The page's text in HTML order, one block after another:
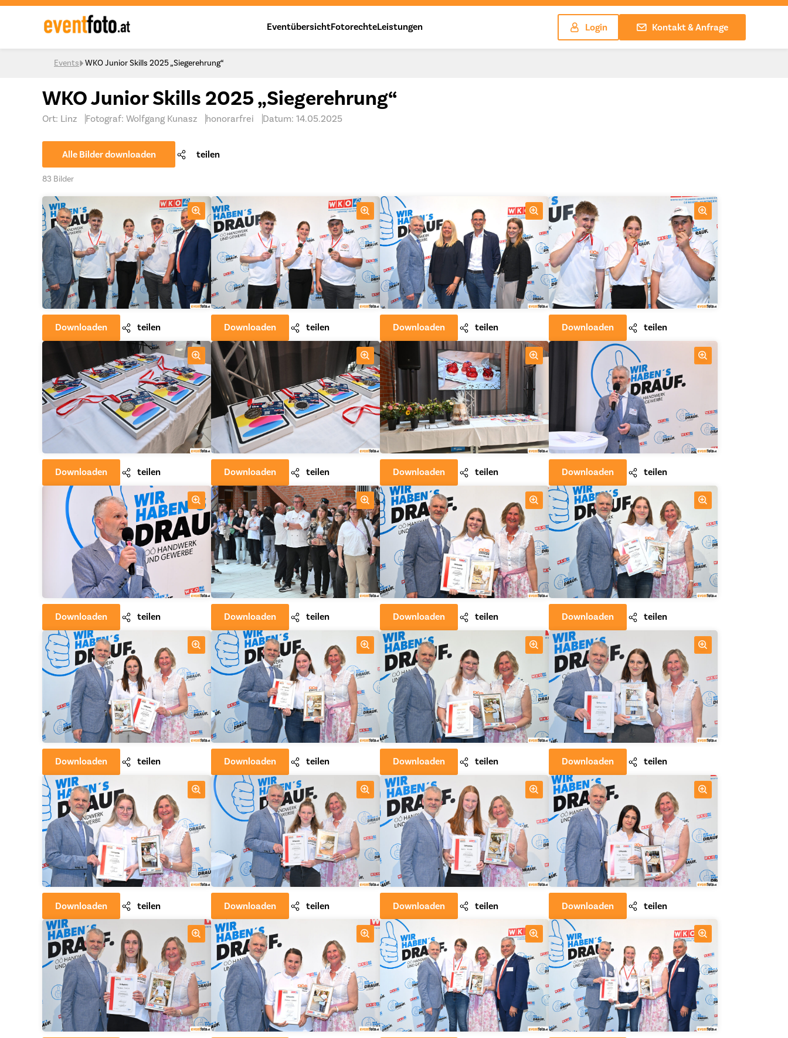
Skip to content
EventübersichtFotorechteLeistungen Login Kontakt & Anfrage
Events WKO Junior Skills 2025 „Siegerehrung“
WKO Junior Skills 2025 „Siegerehrung“
Ort: Linz Fotograf: Wolfgang Kunasz honorarfrei Datum: 14.05.2025
Alle Bilder downloaden teilen
83 Bilder
Downloaden teilen Downloaden teilen Downloaden teilen Downloaden teilen
Downloaden teilen Downloaden teilen Downloaden teilen Downloaden teilen
Downloaden teilen Downloaden teilen Downloaden teilen Downloaden teilen
Downloaden teilen Downloaden teilen Downloaden teilen Downloaden teilen
Downloaden teilen Downloaden teilen Downloaden teilen Downloaden teilen